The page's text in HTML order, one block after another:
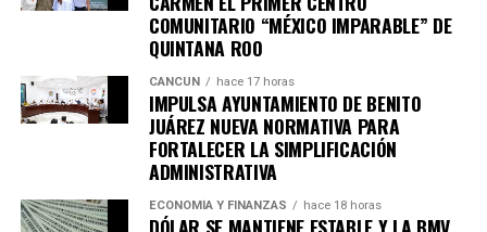
muertos en el sur de África
Lluvias torrenciales provocaroninundaciones severas
en Mozambique, Sudáfrica y Zimbabue, dejando más de
100 fallecidos y miles de viviendas destruidas. Equipos
de rescate continúan trabajando en zonas incomunicadas.
COMUNITARIO “MÉXICO IMPARABLE” DE
QUINTANA ROO
CANCÚN hace 17 horas
IMPULSA AYUNTAMIENTO DE BENITO
JUÁREZ NUEVA NORMATIVA PARA
FORTALECER LA SIMPLIFICACIÓN
ADMINISTRATIVA
ECONOMÍA Y FINANZAS hace 18 horas